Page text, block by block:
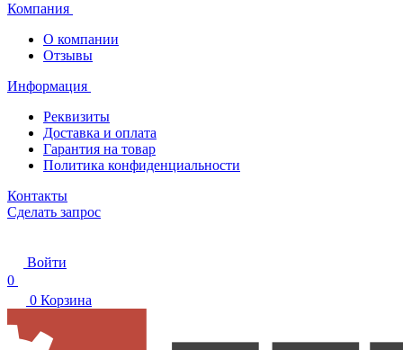
Компания
О компании
Отзывы
Информация
Реквизиты
Доставка и оплата
Гарантия на товар
Политика конфиденциальности
Контакты
Сделать запрос
Войти
0
0 Корзина